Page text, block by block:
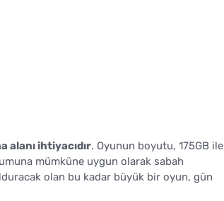
alanı ihtiyacıdır. Oyunun boyutu, 175GB ile
mümküne uygun olarak sabah
olan bu kadar büyük bir oyun, gün